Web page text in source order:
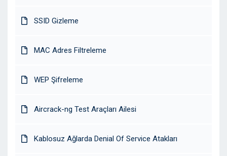
SSID Gizleme
MAC Adres Filtreleme
WEP Şifreleme
Aircrack-ng Test Araçları Ailesi
Kablosuz Ağlarda Denial Of Service Atakları